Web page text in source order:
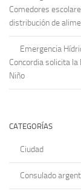
Comedores
distribución de
Emergencia
Concordia solicita
Niño
CATEGORÍAS
Ciudad
Consulado